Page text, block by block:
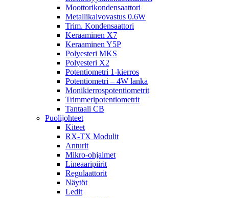
Moottorikondensaattori
Metallikalvovastus 0.6W
Trim. Kondensaattori
Keraaminen X7
Keraaminen Y5P
Polyesteri MKS
Polyesteri X2
Potentiometri 1-kierros
Potentiometri – 4W lanka
Monikierrospotentiometrit
Trimmeripotentiometrit
Tantaali CB
Puolijohteet
Kiteet
RX-TX Modulit
Anturit
Mikro-ohjaimet
Lineaaripiirit
Regulaattorit
Näytöt
Ledit